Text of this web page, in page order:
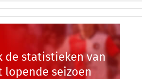
de statistieken van
lopende seizoen